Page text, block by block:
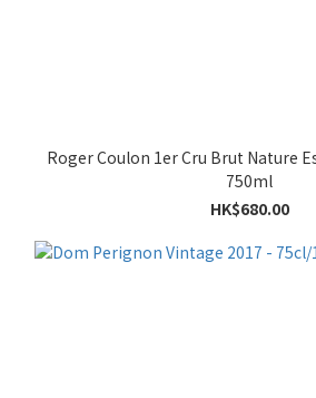
Roger Coulon 1er Cru Brut Nature
750ml
HK$680.00